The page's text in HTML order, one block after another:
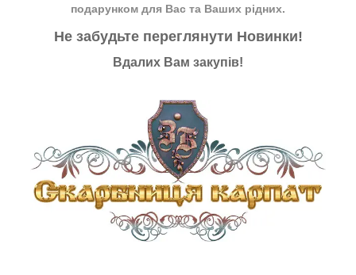
подарунком для Вас та Ваших рідних.
Не забудьте переглянути Новинки!
Вдалих Вам закупів!